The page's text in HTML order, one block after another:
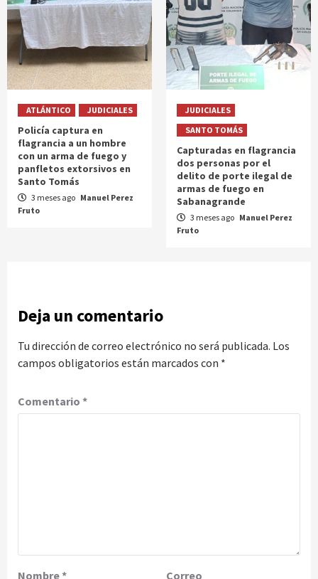
ATLÁNTICO JUDICIALES
Policía captura en
flagrancia a un hombre
con un arma de fuego y
panfletos extorsivos en
Santo Tomás
3 meses ago Manuel Perez
Fruto
JUDICIALES
SANTO TOMÁS
Capturadas en flagrancia
dos personas por el
delito de porte ilegal de
armas de fuego en
Sabanagrande
3 meses ago Manuel Perez
Fruto
Deja un comentario
Tu dirección de correo electrónico no será publicada. Los
campos obligatorios están marcados con *
Comentario *
Nombre* Correo